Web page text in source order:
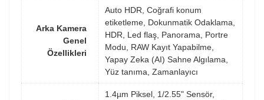
Arka Kamera
Genel
Özellikleri
Auto HDR, Coğrafi konum
etiketleme, Dokunmatik Odaklama,
HDR, Led flaş, Panorama, Portre
Modu, RAW Kayıt Yapabilme,
Yapay Zeka (AI) Sahne Algılama,
Yüz tanıma, Zamanlayıcı
1.4µm Piksel, 1/2.55" Sensör,